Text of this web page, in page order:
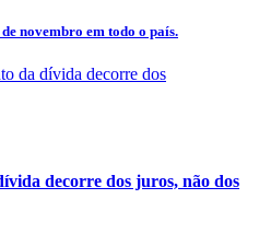
novembro em todo o país.
decorre dos juros, não dos